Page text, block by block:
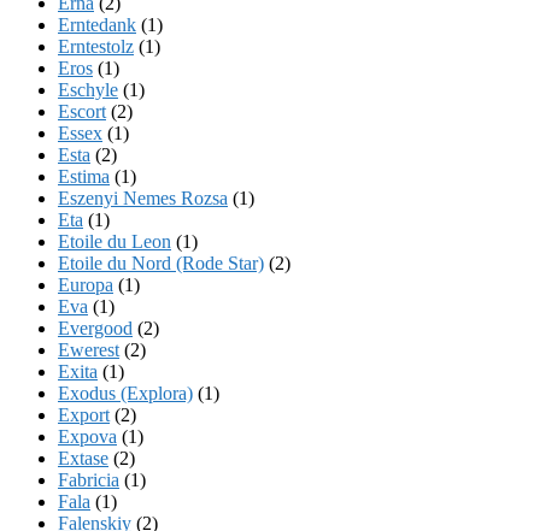
Erntedank (1)
Erntestolz (1)
Eros (1)
Eschyle (1)
Escort (2)
Essex (1)
Esta (2)
Estima (1)
Eszenyi Nemes Rozsa (1)
Eta (1)
Etoile du Leon (1)
Etoile du Nord (Rode Star) (2)
Europa (1)
Eva (1)
Evergood (2)
Ewerest (2)
Exita (1)
Exodus (Explora) (1)
Export (2)
Expova (1)
Extase (2)
Fabricia (1)
Fala (1)
Falenskiy (2)